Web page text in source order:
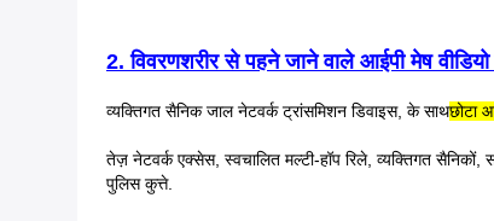
2. विवरणशरीर से पहने जाने वाले आईपी मेष वीडियो
व्यक्तिगत सैनिक जाल नेटवर्क ट्रांसमिशन डिवाइस, के साथछोटा
तेज़ नेटवर्क एक्सेस, स्वचालित मल्टी-हॉप रिले, व्यक्तिगत
पुलिस कुत्ते.